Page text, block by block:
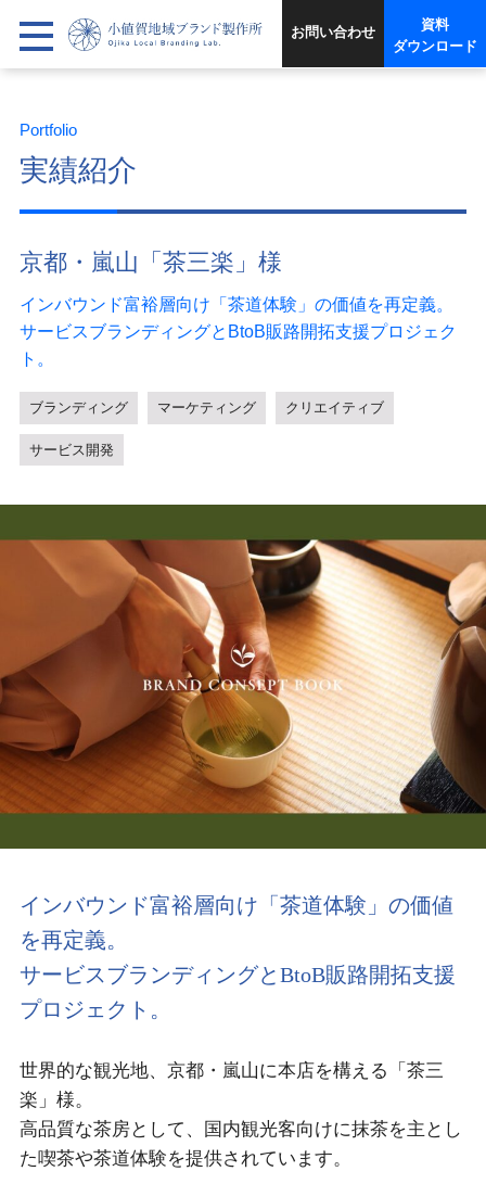
お問い合わせ
資料
ダウンロード
Portfolio
実績紹介
京都・嵐山「茶三楽」様
インバウンド富裕層向け「茶道体験」の価値を再定義。
サービスブランディングとBtoB販路開拓支援プロジェク
ト。
ブランディング マーケティング クリエイティブ
サービス開発
インバウンド富裕層向け「茶道体験」の価値
を再定義。
サービスブランディングとBtoB販路開拓支援
プロジェクト。
世界的な観光地、京都・嵐山に本店を構える「茶三
楽」様。
高品質な茶房として、国内観光客向けに抹茶を主とし
た喫茶や茶道体験を提供されています。